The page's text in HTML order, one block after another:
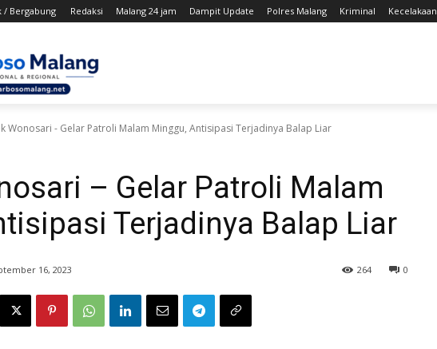
/ Bergabung Redaksi Malang 24 jam Dampit Update Polres Malang Kriminal Kecelakaan
Wonosari - Gelar Patroli Malam Minggu, Antisipasi Terjadinya Balap Liar
– Gelar Patroli Malam
Terjadinya Balap Liar
16, 2023 0
264